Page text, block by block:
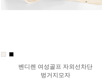
벤디렌 여성골프 자외선차단
벙거지모자